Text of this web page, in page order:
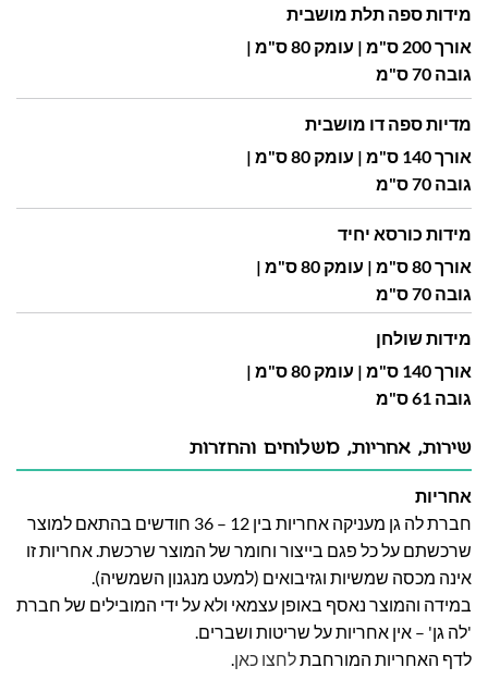
מידות ספה תלת מושבית
אורך 200 ס"מ | עומק 80 ס"מ |
גובה 70 ס"מ
מדיות ספה דו מושבית
אורך 140 ס"מ | עומק 80 ס"מ |
גובה 70 ס"מ
מידות כורסא יחיד
אורך 80 ס"מ | עומק 80 ס"מ |
גובה 70 ס"מ
מידות שולחן
אורך 140 ס"מ | עומק 80 ס"מ |
גובה 61 ס"מ
שירות, אחריות, משלוחים והחזרות
אחריות
חברת לה גן מעניקה אחריות בין 12 – 36 חודשים בהתאם למוצר
שרכשתם על כל פגם בייצור וחומר של המוצר שרכשת. אחריות זו
אינה מכסה שמשיות וגזיבואים (למעט מנגנון השמשיה).
במידה והמוצר נאסף באופן עצמאי ולא על ידי המובילים של חברת
'לה גן' – אין אחריות על שריטות ושברים.
לדף האחריות המורחבתלחצו כאן.